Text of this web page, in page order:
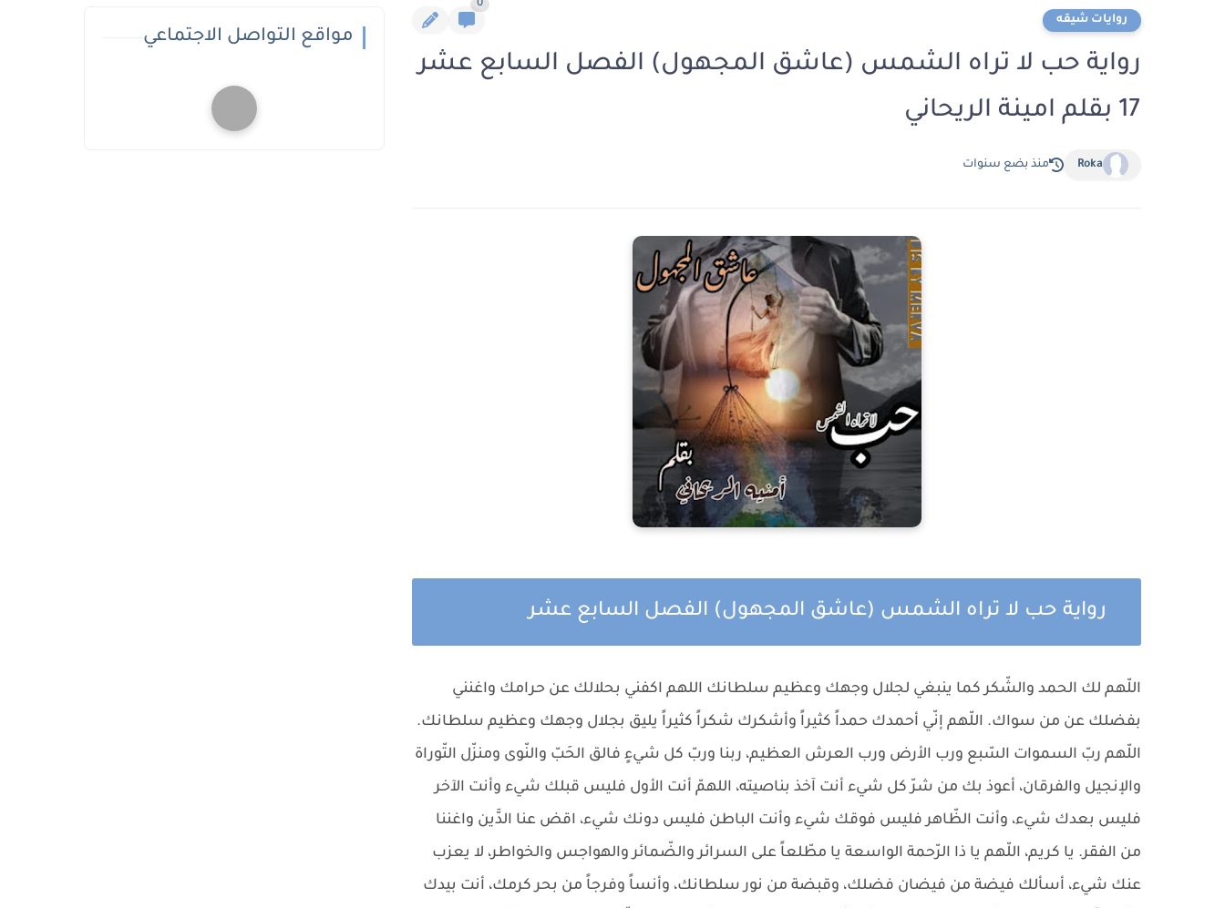
روايات شيقه
0
رواية حب لا تراه الشمس (عاشق المجهول) الفصل السابع عشر
17 بقلم امينة الريحاني
Roka منذ بضع سنوات
رواية حب لا تراه الشمس (عاشق المجهول) الفصل السابع عشر
اللّهم لك الحمد والشّكر كما ينبغي لجلال وجهك وعظيم سلطانك اللهم اكفني بحلالك عن حرامك واغنني
بفضلك عن من سواك. اللّهم إنّي أحمدك حمداً كثيراً وأشكرك شكراً كثيراً يليق بجلال وجهك وعظيم سلطانك.
اللّهم ربّ السموات السّبع ورب الأرض ورب العرش العظيم، ربنا وربّ كل شيءٍ فالق الحَبّ والنّوى ومنزّل التّوراة
والإنجيل والفرقان، أعوذ بك من شرّ كل شيء أنت آخذ بناصيته، اللهمّ أنت الأول فليس قبلك شيء وأنت الآخر
فليس بعدك شيء، وأنت الظّاهر فليس فوقك شيء وأنت الباطن فليس دونك شيء، اقض عنا الدَّين واغننا
من الفقر. يا كريم، اللّهم يا ذا الرّحمة الواسعة يا مطّلعاً على السرائر والضّمائر والهواجس والخواطر، لا يعزب
عنك شيء، أسألك فيضة من فيضان فضلك، وقبضة من نور سلطانك، وأنساً وفرجاً من بحر كرمك، أنت بيدك
مواقع التواصل الاجتماعي